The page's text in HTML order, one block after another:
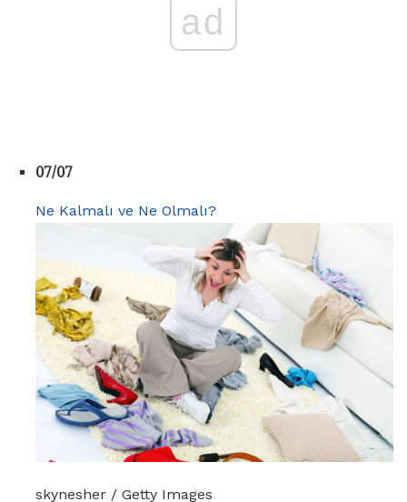
ad
07/07
Ne Kalmalı ve Ne Olmalı?
skynesher / Getty Images